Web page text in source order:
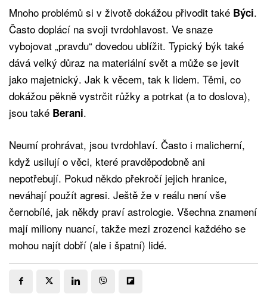
Mnoho problémů si v životě dokážou přivodit také Býci.
Často doplácí na svoji tvrdohlavost. Ve snaze
vybojovat „pravdu“ dovedou ublížit. Typický býk také
dává velký důraz na materiální svět a může se jevit
jako majetnický. Jak k věcem, tak k lidem. Těmi, co
dokážou pěkně vystrčit růžky a potrkat (a to doslova),
jsou také Berani.
Neumí prohrávat, jsou tvrdohlaví. Často i malicherní,
když usilují o věci, které pravděpodobně ani
nepotřebují. Pokud někdo překročí jejich hranice,
neváhají použít agresi. Ještě že v reálu není vše
černobílé, jak někdy praví astrologie. Všechna znamení
mají miliony nuancí, takže mezi zrozenci každého se
mohou najít dobří (ale i špatní) lidé.